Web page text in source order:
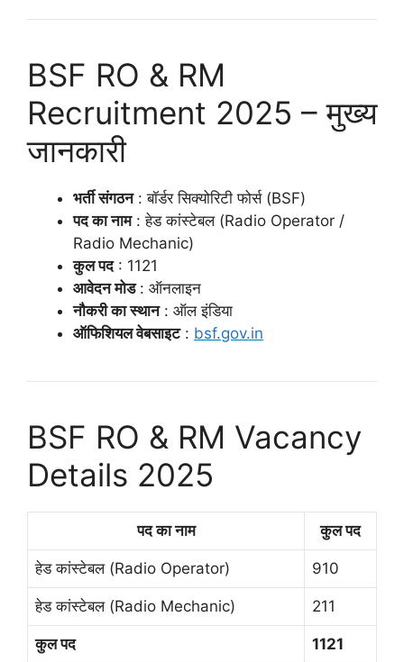
BSF RO & RM
Recruitment 2025 – मुख्य
जानकारी
भर्ती संगठन: बॉर्डर सिक्योरिटी फोर्स (BSF)
पद का नाम: हेड कांस्टेबल (Radio Operator /
Radio Mechanic)
कुल पद: 1121
आवेदन मोड: ऑनलाइन
नौकरी का स्थान: ऑल इंडिया
ऑफिशियल वेबसाइट: bsf.gov.in
BSF RO & RM Vacancy
Details 2025
पद का नाम कुल पद
हेड कांस्टेबल (Radio Operator) 910
हेड कांस्टेबल (Radio Mechanic) 211
कुल पद 1121